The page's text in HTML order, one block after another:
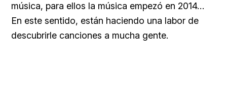
música, para ellos la música empezó en 2014…
En este sentido, están haciendo una labor de
descubrirle canciones a mucha gente.